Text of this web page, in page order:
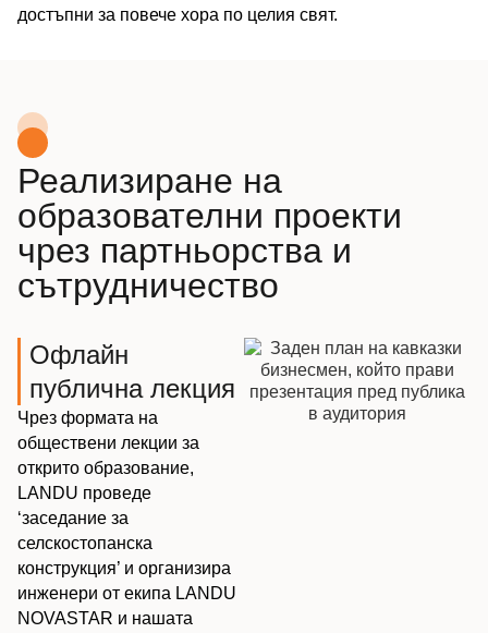
достъпни за повече хора по целия свят.
Реализиране на
образователни проекти
чрез партньорства и
сътрудничество
Офлайн
публична лекция
Чрез формата на
обществени лекции за
открито образование,
LANDU проведе
‘заседание за
селскостопанска
конструкция’ и организира
инженери от екипа LANDU
NOVASTAR и нашата